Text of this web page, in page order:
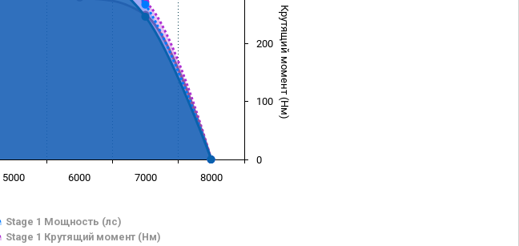
Крутящий момент (Нм)
Stage 1 Мощность (лс)
Stage 1 Крутящий момент (Нм)
5000 6000 7000 8000
0
100
200